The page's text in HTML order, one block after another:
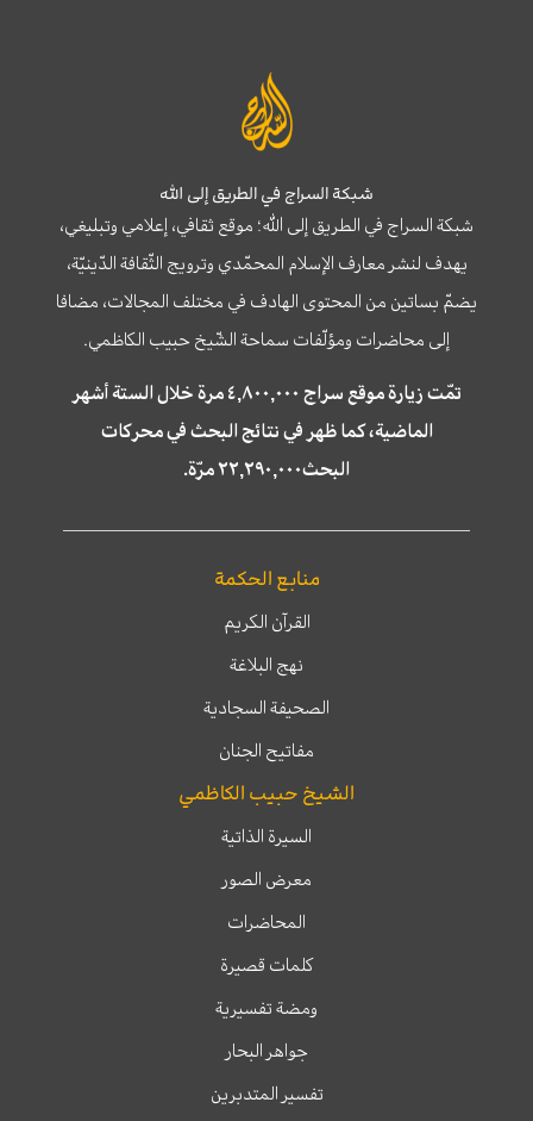
شبكة السراج في الطريق إلى الله
شبكة السراج في الطريق إلى الله؛ موقع ثقافي، إعلامي وتبليغي،
يهدف لنشر معارف الإسلام المحمّدي وترويج الثّقافة الدّينيّة،
يضمّ بساتين من المحتوى الهادف في مختلف المجالات، مضافا
إلى محاضرات ومؤلّفات سماحة الشّيخ حبيب الكاظمي.
تمّت زيارة موقع سراج ٤,٨٠٠,٠٠٠ مرة خلال الستة أشهر
الماضية، كما ظهر في نتائج البحث في محركات
البحث٢٢,٢٩٠,٠٠٠ مرّة.
منابع الحكمة
القرآن الكريم
نهج البلاغة
الصحيفة السجادية
مفاتيح الجنان
الشيخ حبيب الكاظمي
السيرة الذاتية
معرض الصور
المحاضرات
كلمات قصيرة
ومضة تفسيرية
جواهر البحار
تفسير المتدبرين